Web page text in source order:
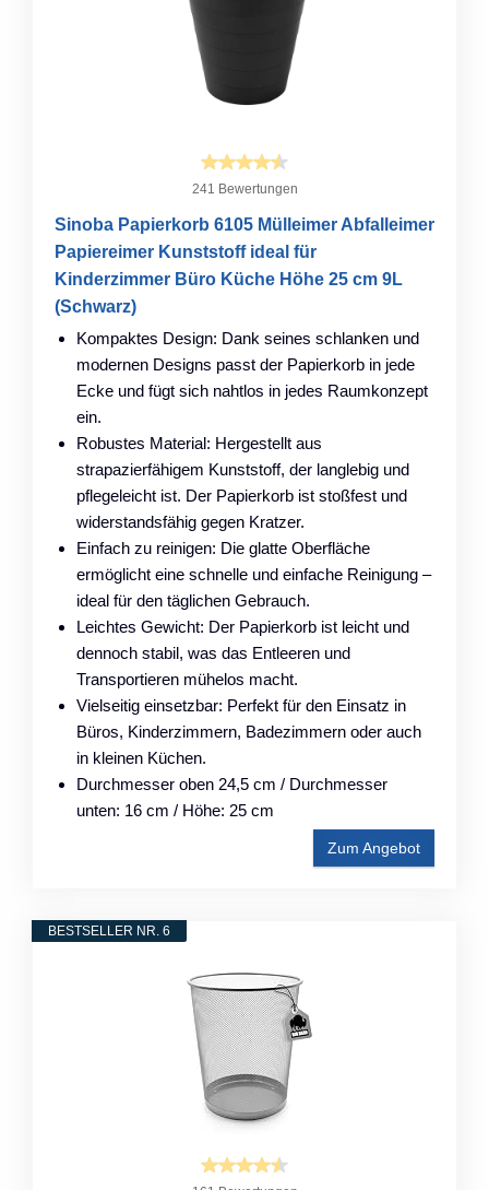
241 Bewertungen
Sinoba Papierkorb 6105 Mülleimer Abfalleimer
Papiereimer Kunststoff ideal für
Kinderzimmer Büro Küche Höhe 25 cm 9L
(Schwarz)
Kompaktes Design: Dank seines schlanken und
modernen Designs passt der Papierkorb in jede
Ecke und fügt sich nahtlos in jedes Raumkonzept
ein.
Robustes Material: Hergestellt aus
strapazierfähigem Kunststoff, der langlebig und
pflegeleicht ist. Der Papierkorb ist stoßfest und
widerstandsfähig gegen Kratzer.
Einfach zu reinigen: Die glatte Oberfläche
ermöglicht eine schnelle und einfache Reinigung –
ideal für den täglichen Gebrauch.
Leichtes Gewicht: Der Papierkorb ist leicht und
dennoch stabil, was das Entleeren und
Transportieren mühelos macht.
Vielseitig einsetzbar: Perfekt für den Einsatz in
Büros, Kinderzimmern, Badezimmern oder auch
in kleinen Küchen.
Durchmesser oben 24,5 cm / Durchmesser
unten: 16 cm / Höhe: 25 cm
Zum Angebot
BESTSELLER NR. 6